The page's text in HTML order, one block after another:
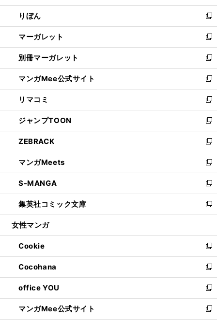
開
く
ウ
で
開
く
ン
ド
ウ
で
開
く
ウ
ィ
ン
ド
ウ
で
開
く
りぼん
新
し
い
ウ
ィ
ン
ド
ウ
で
開
く
マーガレット
新
し
い
ウ
ィ
ン
ド
ウ
で
開
く
別冊マーガレット
新
し
い
ウ
ィ
ン
ド
ウ
で
開
く
マンガMee公式サイト
新
し
い
ウ
ィ
ン
ド
ウ
で
開
く
リマコミ
新
し
い
ウ
ィ
ン
ド
ウ
で
開
く
ジャンプTOON
新
し
い
ウ
ィ
ン
ド
ウ
で
開
ZEBRACK
新
し
い
ウ
ィ
ン
ド
ウ
開
く
マンガMeets
新
し
い
ウ
ィ
ン
ウ
で
開
く
S-MANGA
新
し
い
ウ
ン
ド
ウ
で
開
く
集英社コミック文庫
新
し
ウ
ィ
ン
ド
ウ
で
開
く
女性マンガ
Cookie
新
し
い
ウ
ィ
ン
ド
ウ
Cocohana
新
し
い
ウ
ィ
ン
office YOU
新
し
い
ウ
マンガMee公式サイト
新
し